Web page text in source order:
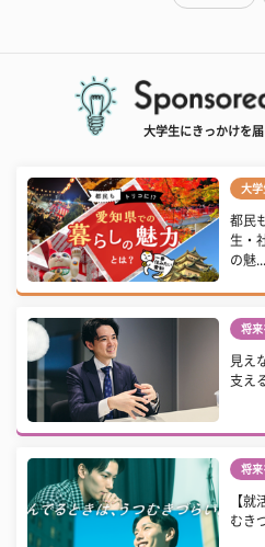
大学生にきっかけを
大学
都民
生・
の魅...
将来
見え
支え
将来
【就
むき